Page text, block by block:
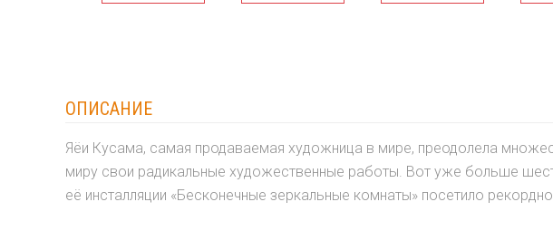
ОПИСАНИЕ
Яёи Кусама, самая продаваемая художница в мире, преодолела
миру свои радикальные художественные работы. Вот уже больше
её инсталляции «Бесконечные зеркальные комнаты» посетило